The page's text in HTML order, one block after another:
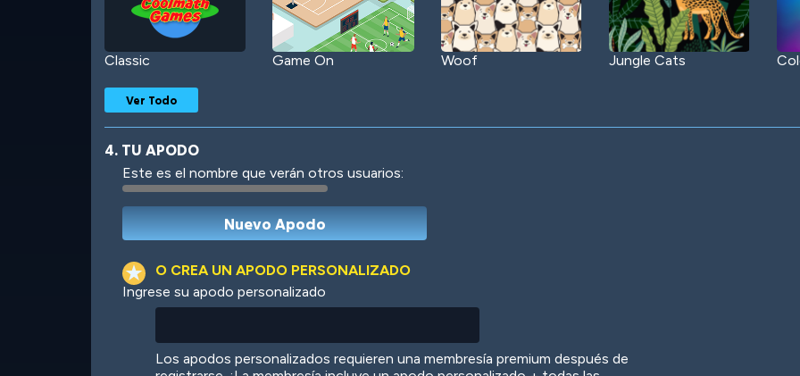
Classic Game On Woof Jungle Cats
Robotic International
Ver Todo
4. TU APODO
Este es el nombre que verán otros usuarios:
O CREA UN APODO PERSONALIZADO
Ingrese su apodo personalizado
Los apodos personalizados requieren una membresía premium después de